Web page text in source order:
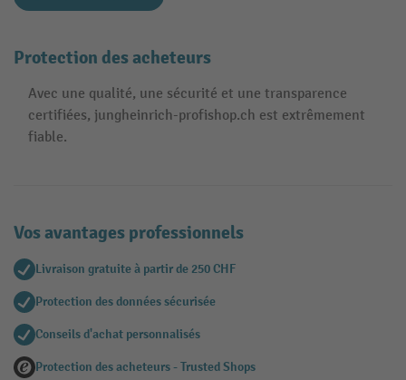
Protection des acheteurs
Avec une qualité, une sécurité et une transparence
certifiées, jungheinrich-profishop.ch est extrêmement
fiable.
Vos avantages professionnels
Livraison gratuite à partir de 250 CHF
Protection des données sécurisée
Conseils d'achat personnalisés
Protection des acheteurs - Trusted Shops